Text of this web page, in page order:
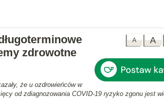
A
A
zdrowotne
że u ozdrowieńców w
od zdiagnozowania COVID-19 ryzyko zgonu jest